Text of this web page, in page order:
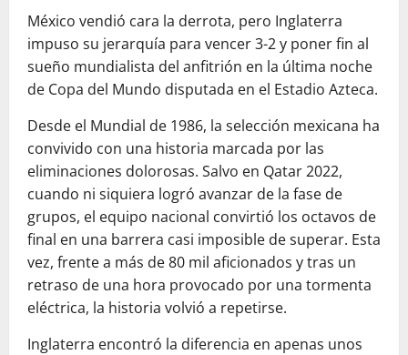
México vendió cara la derrota, pero Inglaterra
impuso su jerarquía para vencer 3-2 y poner fin al
sueño mundialista del anfitrión en la última noche
de Copa del Mundo disputada en el Estadio Azteca.
Desde el Mundial de 1986, la selección mexicana ha
convivido con una historia marcada por las
eliminaciones dolorosas. Salvo en Qatar 2022,
cuando ni siquiera logró avanzar de la fase de
grupos, el equipo nacional convirtió los octavos de
final en una barrera casi imposible de superar. Esta
vez, frente a más de 80 mil aficionados y tras un
retraso de una hora provocado por una tormenta
eléctrica, la historia volvió a repetirse.
Inglaterra encontró la diferencia en apenas unos